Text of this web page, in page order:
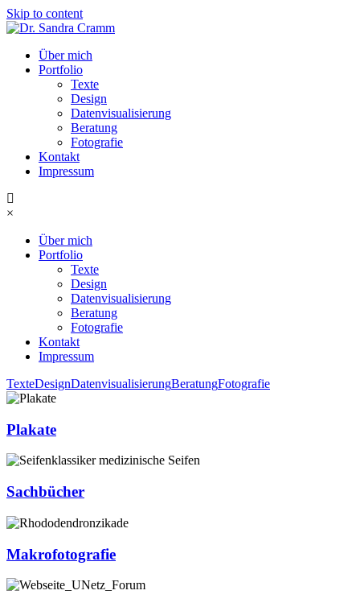
Skip to content
Über mich
Portfolio
Texte
Design
Datenvisualisierung
Beratung
Fotografie
Kontakt
Impressum
×
Über mich
Portfolio
Texte
Design
Datenvisualisierung
Beratung
Fotografie
Kontakt
Impressum
TexteDesignDatenvisualisierungBeratungFotografie
Plakate
Sachbücher
Makrofotografie